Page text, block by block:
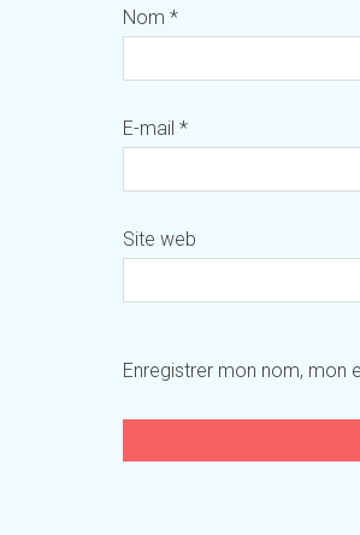
Nom *
E-mail *
Site web
Enregistrer mon nom, mon